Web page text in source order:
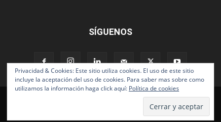
SÍGUENOS
© Copyright 2024, Todos los derechos reservados | Mediaware
Privacidad & Cookies: Este sitio utiliza cookies. El uso de este sitio
incluye la aceptación del uso de cookies. Para saber mas sobre como
utilizamos la información haga click aquí: Política de cookies